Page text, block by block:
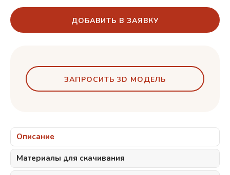
ДОБАВИТЬ В ЗАЯВКУ
ЗАПРОСИТЬ 3D МОДЕЛЬ
Описание
Материалы для скачивания